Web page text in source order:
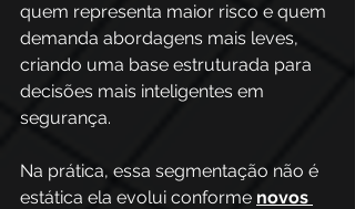
quem representa maior risco e quem
demanda abordagens mais leves,
criando uma base estruturada para
decisões mais inteligentes em
segurança.
Na prática, essa segmentação não é
estática ela evolui conforme novos